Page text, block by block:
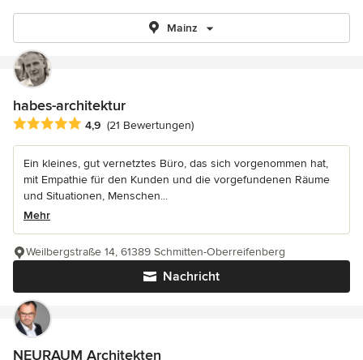
Mainz
habes-architektur
Durchschnittliche Bewertung: 4.9 von 5 Sternen
4,9 (21 Bewertungen)
Ein kleines, gut vernetztes Büro, das sich vorgenommen hat,
mit Empathie für den Kunden und die vorgefundenen Räume
und Situationen, Menschen...
Mehr
Nachricht
Weilbergstraße 14, 61389 Schmitten-Oberreifenberg
NEURAUM Architekten